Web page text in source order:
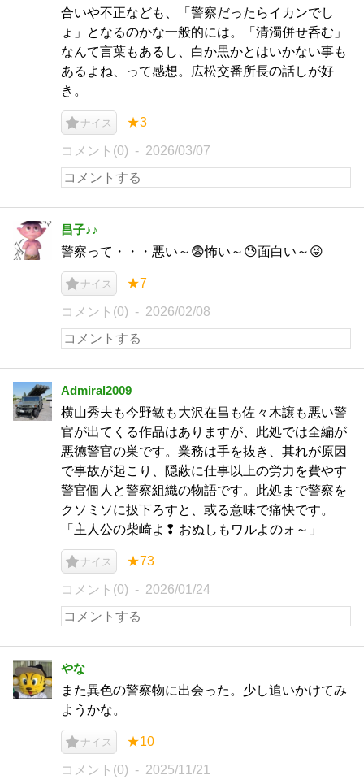
合いや不正なども、「警察だったらイカンでし
ょ」となるのかな一般的には。「清濁併せ呑む」
なんて言葉もあるし、白か黒かとはいかない事も
あるよね、って感想。広松交番所長の話しが好
き。
ナイス ★3
コメント(0) 2026/03/07
昌子♪♪
警察って・・・悪い～😨怖い～😓面白い～😝
ナイス ★7
コメント(0) 2026/02/08
Admiral2009
横山秀夫も今野敏も大沢在昌も佐々木譲も悪い警
官が出てくる作品はありますが、此処では全編が
悪徳警官の巣です。業務は手を抜き、其れが原因
で事故が起こり、隠蔽に仕事以上の労力を費やす
警官個人と警察組織の物語です。此処まで警察を
クソミソに扱下ろすと、或る意味で痛快です。
「主人公の柴崎よ❢ おぬしもワルよのォ～」
ナイス ★73
コメント(0) 2026/01/24
やな
また異色の警察物に出会った。少し追いかけてみ
ようかな。
ナイス ★10
コメント(0) 2025/11/21